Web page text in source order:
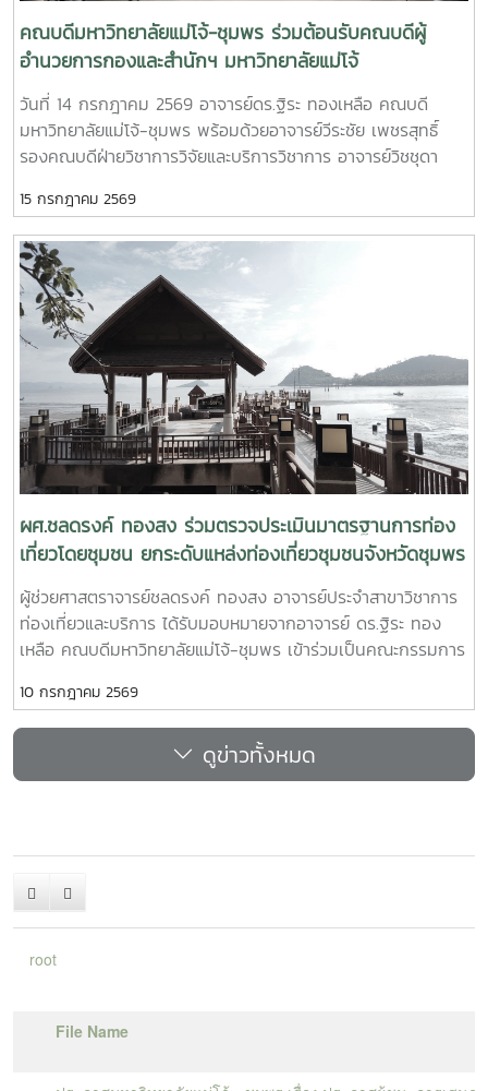
สถานประกอบการเป็นแหล่งฝึกปฏิบัติงาน แหล่งเรียนรู้ แหล่ง
เสริมสร้างประสบการณ์วิชาชีพสำหรับนักศึกษา เพื่อเปิดโอกาสให้
และเตรียมความพร้อมก่อนเข้าสู่การประกอบอาชีพ อันจะนำไปสู่
การผลิตบัณฑิตที่มีคุณภาพ มีศักยภาพ และสามารถตอบสนองต่อ
การพัฒนาประเทศได้อย่างยั่งยืนต่อไป
คณบดีมหาวิทยาลัยแม่โจ้-ชุมพร ร่วมต้อนรับคณบดีผู้
อำนวยการกองและสำนักฯ มหาวิทยาลัยแม่โจ้
วันที่ 14 กรกฎาคม 2569 อาจารย์ดร.ฐิระ ทองเหลือ คณบดี
มหาวิทยาลัยแม่โจ้-ชุมพร พร้อมด้วยอาจารย์วีระชัย เพชรสุทธิ์
รองคณบดีฝ่ายวิชาการวิจัยและบริการวิชาการ อาจารย์วิชชุดา
ผู้อำนวยการสำนักงานคณบดี มหาวิทยาลัยแม่โจ้-ชุมพร ให้การ
ต้อนรับคณบดี ผู้อำนวยการกองฯ และสำนักฯ มหาวิทยาลัยแม่โจ้
ในโอกาสที่เข้าร่วมโครงการ “สัมมนาหัวหน้าส่วนงาน (Dean
forum) สัญจร มหาวิทยาลัยแม่โจ้-ชุมพร” ในระหว่างวันที่ 13-15
กรกฎาคม 2569 ณ มหาวิทยาลัยแม่โจ้-ชุมพร อำเภอละแม
จังหวัดชุมพร พร้อมกันนี้คณบดี ผู้อำนวยการกองฯ และผู้อำนวย
การสำนักฯ ได้เยี่ยมชมกิจการของมหาวิทยาลัยแม่โจ้-ชุมพร และ
ความร่วมมือทางวิชาการกับภาคเอกชนทั้งด้านพืชและประมง
ชายฝั่ง โดยโครงการดังกล่าวมุ่งเน้นที่จะแลกเปลี่ยนเรียนรู้
“แนวทางการขับเคลื่อนและประเมินผลการดำเนินงานตามคำ
รับรองปฏิบัติการปฏิบัติการ ประจำปีงบประมาณ 2570-2571
ตามเกณฑ์การประกันคุณภาพการศึกษาเพื่อการดำเนินการที่เป็น
เลิศ (EdPEx)
15 กรกฎาคม 2569
ผศ.ชลดรงค์ ทองสง ร่วมตรวจประเมินมาตรฐานการท่อง
เที่ยวโดยชุมชน ยกระดับแหล่งท่องเที่ยวชุมชนจังหวัดชุมพร
ผู้ช่วยศาสตราจารย์ชลดรงค์ ทองสง อาจารย์ประจำสาขาวิชาการ
ท่องเที่ยวและบริการ ได้รับมอบหมายจากอาจารย์ ดร.ฐิระ ทอง
เหลือ คณบดีมหาวิทยาลัยแม่โจ้-ชุมพร เข้าร่วมเป็นคณะกรรมการ
ชุมพร ระหว่างวันที่ 9-10 กรกฏาคม 2569ในการนี้ ได้ดำเนินการ
ตรวจประเมินจำนวน 2 พื้นที่ ได้แก่ ชุมชนเกาะพิทักษ์ อำเภอ
หลังสวน จังหวัดชุมพร และชุมชนท้องตมใหญ่ อำเภอสวี จังหวัด
ชุมพร โดยมีหน่วยงานที่เกี่ยวข้องกับการท่องเที่ยวร่วมเป็นคณะ
และยกระดับมาตรฐานการท่องเที่ยวโดยชุมชน ให้มีคุณภาพ มี
ความพร้อมในการรองรับนักท่องเที่ยว และสามารถสร้างรายได้แก่
คนในชุมชนอย่างยั่งยืน
10 กรกฎาคม 2569
ดูข่าวทั้งหมด